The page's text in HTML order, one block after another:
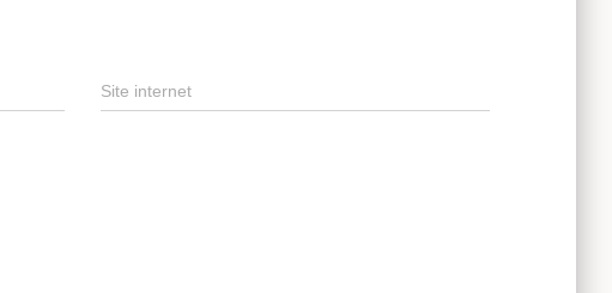
Site internet